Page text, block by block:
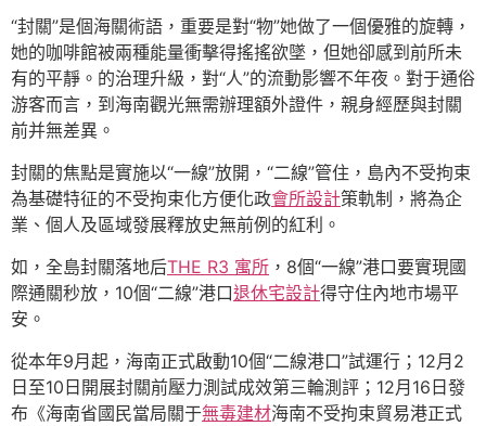
“封關”是個海關術語，重要是對“物”她做了一個優雅的旋轉，
她的咖啡館被兩種能量衝擊得搖搖欲墜，但她卻感到前所未
有的平靜。的治理升級，對“人”的流動影響不年夜。對于通俗
游客而言，到海南觀光無需辦理額外證件，親身經歷與封關
前并無差異。
封關的焦點是實施以“一線”放開，“二線”管住，島內不受拘束
為基礎特征的不受拘束化方便化政會所設計策軌制，將為企
業、個人及區域發展釋放史無前例的紅利。
如，全島封關落地后THE R3 寓所 ，8個“一線”港口要實現國
際通關秒放，10個“二線”港口退休宅設計得守住內地市場平
安。
從本年9月起，海南正式啟動10個“二線港口”試運行；12月2
日至10日開展封關前壓力測試成效第三輪測評；12月16日發
布《海南省國民當局關于無毒建材海南不受拘束貿易港正式